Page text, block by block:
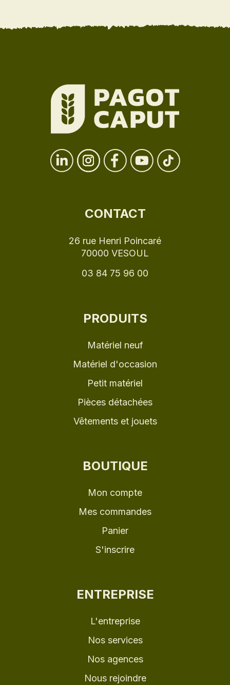
CONTACT
26 rue Henri Poincaré
70000 VESOUL
03 84 75 96 00
PRODUITS
Matériel neuf
Matériel d'occasion
Petit matériel
Pièces détachées
Vêtements et jouets
BOUTIQUE
Mon compte
Mes commandes
Panier
S'inscrire
ENTREPRISE
L'entreprise
Nos services
Nos agences
Nous rejoindre